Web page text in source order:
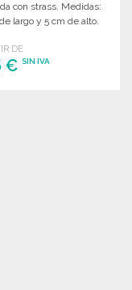
con strass. Medidas:
largo y 5 cm de alto.
DE
€SIN IVA